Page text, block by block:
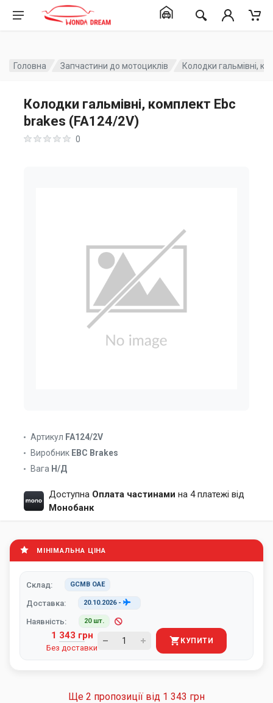
Головна Запчастини до мотоциклів Колодки гальмівні,
Колодки гальмівні, комплект Ebc
brakes (FA124/2V)
0
Артикул FA124/2V
Виробник EBC Brakes
Вага Н/Д
Доступна Оплата частинами на 4 платежі від
Монобанк
МІНІМАЛЬНА ЦІНА
Склад: GCMB ОАЕ
Доставка: 20.10.2026-
Наявність: 20 шт.
1 343 грн
Без доставки
КУПИТИ
Ще 2 пропозиції від 1 343 грн